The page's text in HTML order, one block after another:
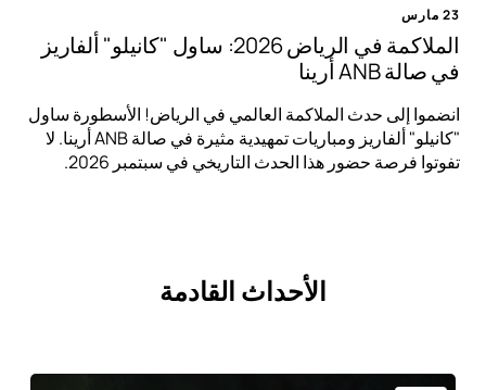
23 مارس
الملاكمة في الرياض 2026: ساول "كانيلو" ألفاريز
في صالة ANB أرينا
انضموا إلى حدث الملاكمة العالمي في الرياض! الأسطورة ساول
"كانيلو" ألفاريز ومباريات تمهيدية مثيرة في صالة ANB أرينا. لا
تفوتوا فرصة حضور هذا الحدث التاريخي في سبتمبر 2026.
الأحداث القادمة